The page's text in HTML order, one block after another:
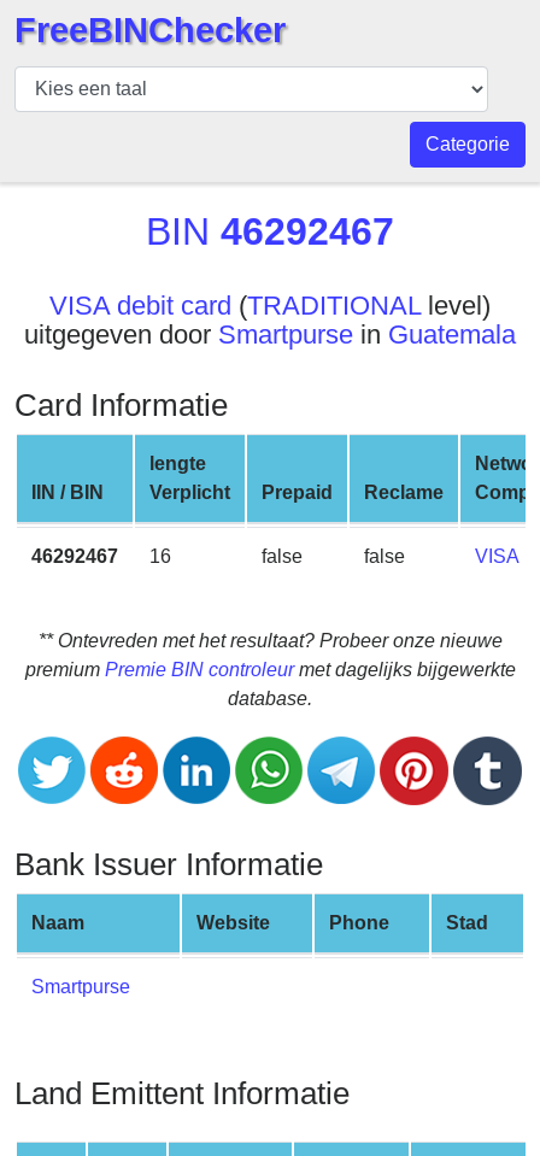
BIN
Controleur
API
BIN
BIN
v2
BIN
CC
Generator
Banks
Card
Validator
Credit
Generator
Random
Credit
Card
Generator
Card
from
BIN
FreeBINChecker
Categorie
BIN 46292467
VISA debit card (TRADITIONALlevel)
uitgegeven door Smartpurse in Guatemala
Card Informatie
IIN / BIN
lengte
Verplicht
Prepaid Reclame
46292467 16 false false VISA
** Ontevreden met het resultaat? Probeer onze nieuwe
premium Premie BIN controleurmet dagelijks bijgewerkte
database.
Bank Issuer Informatie
Naam Website Phone Stad
Smartpurse
Land Emittent Informatie